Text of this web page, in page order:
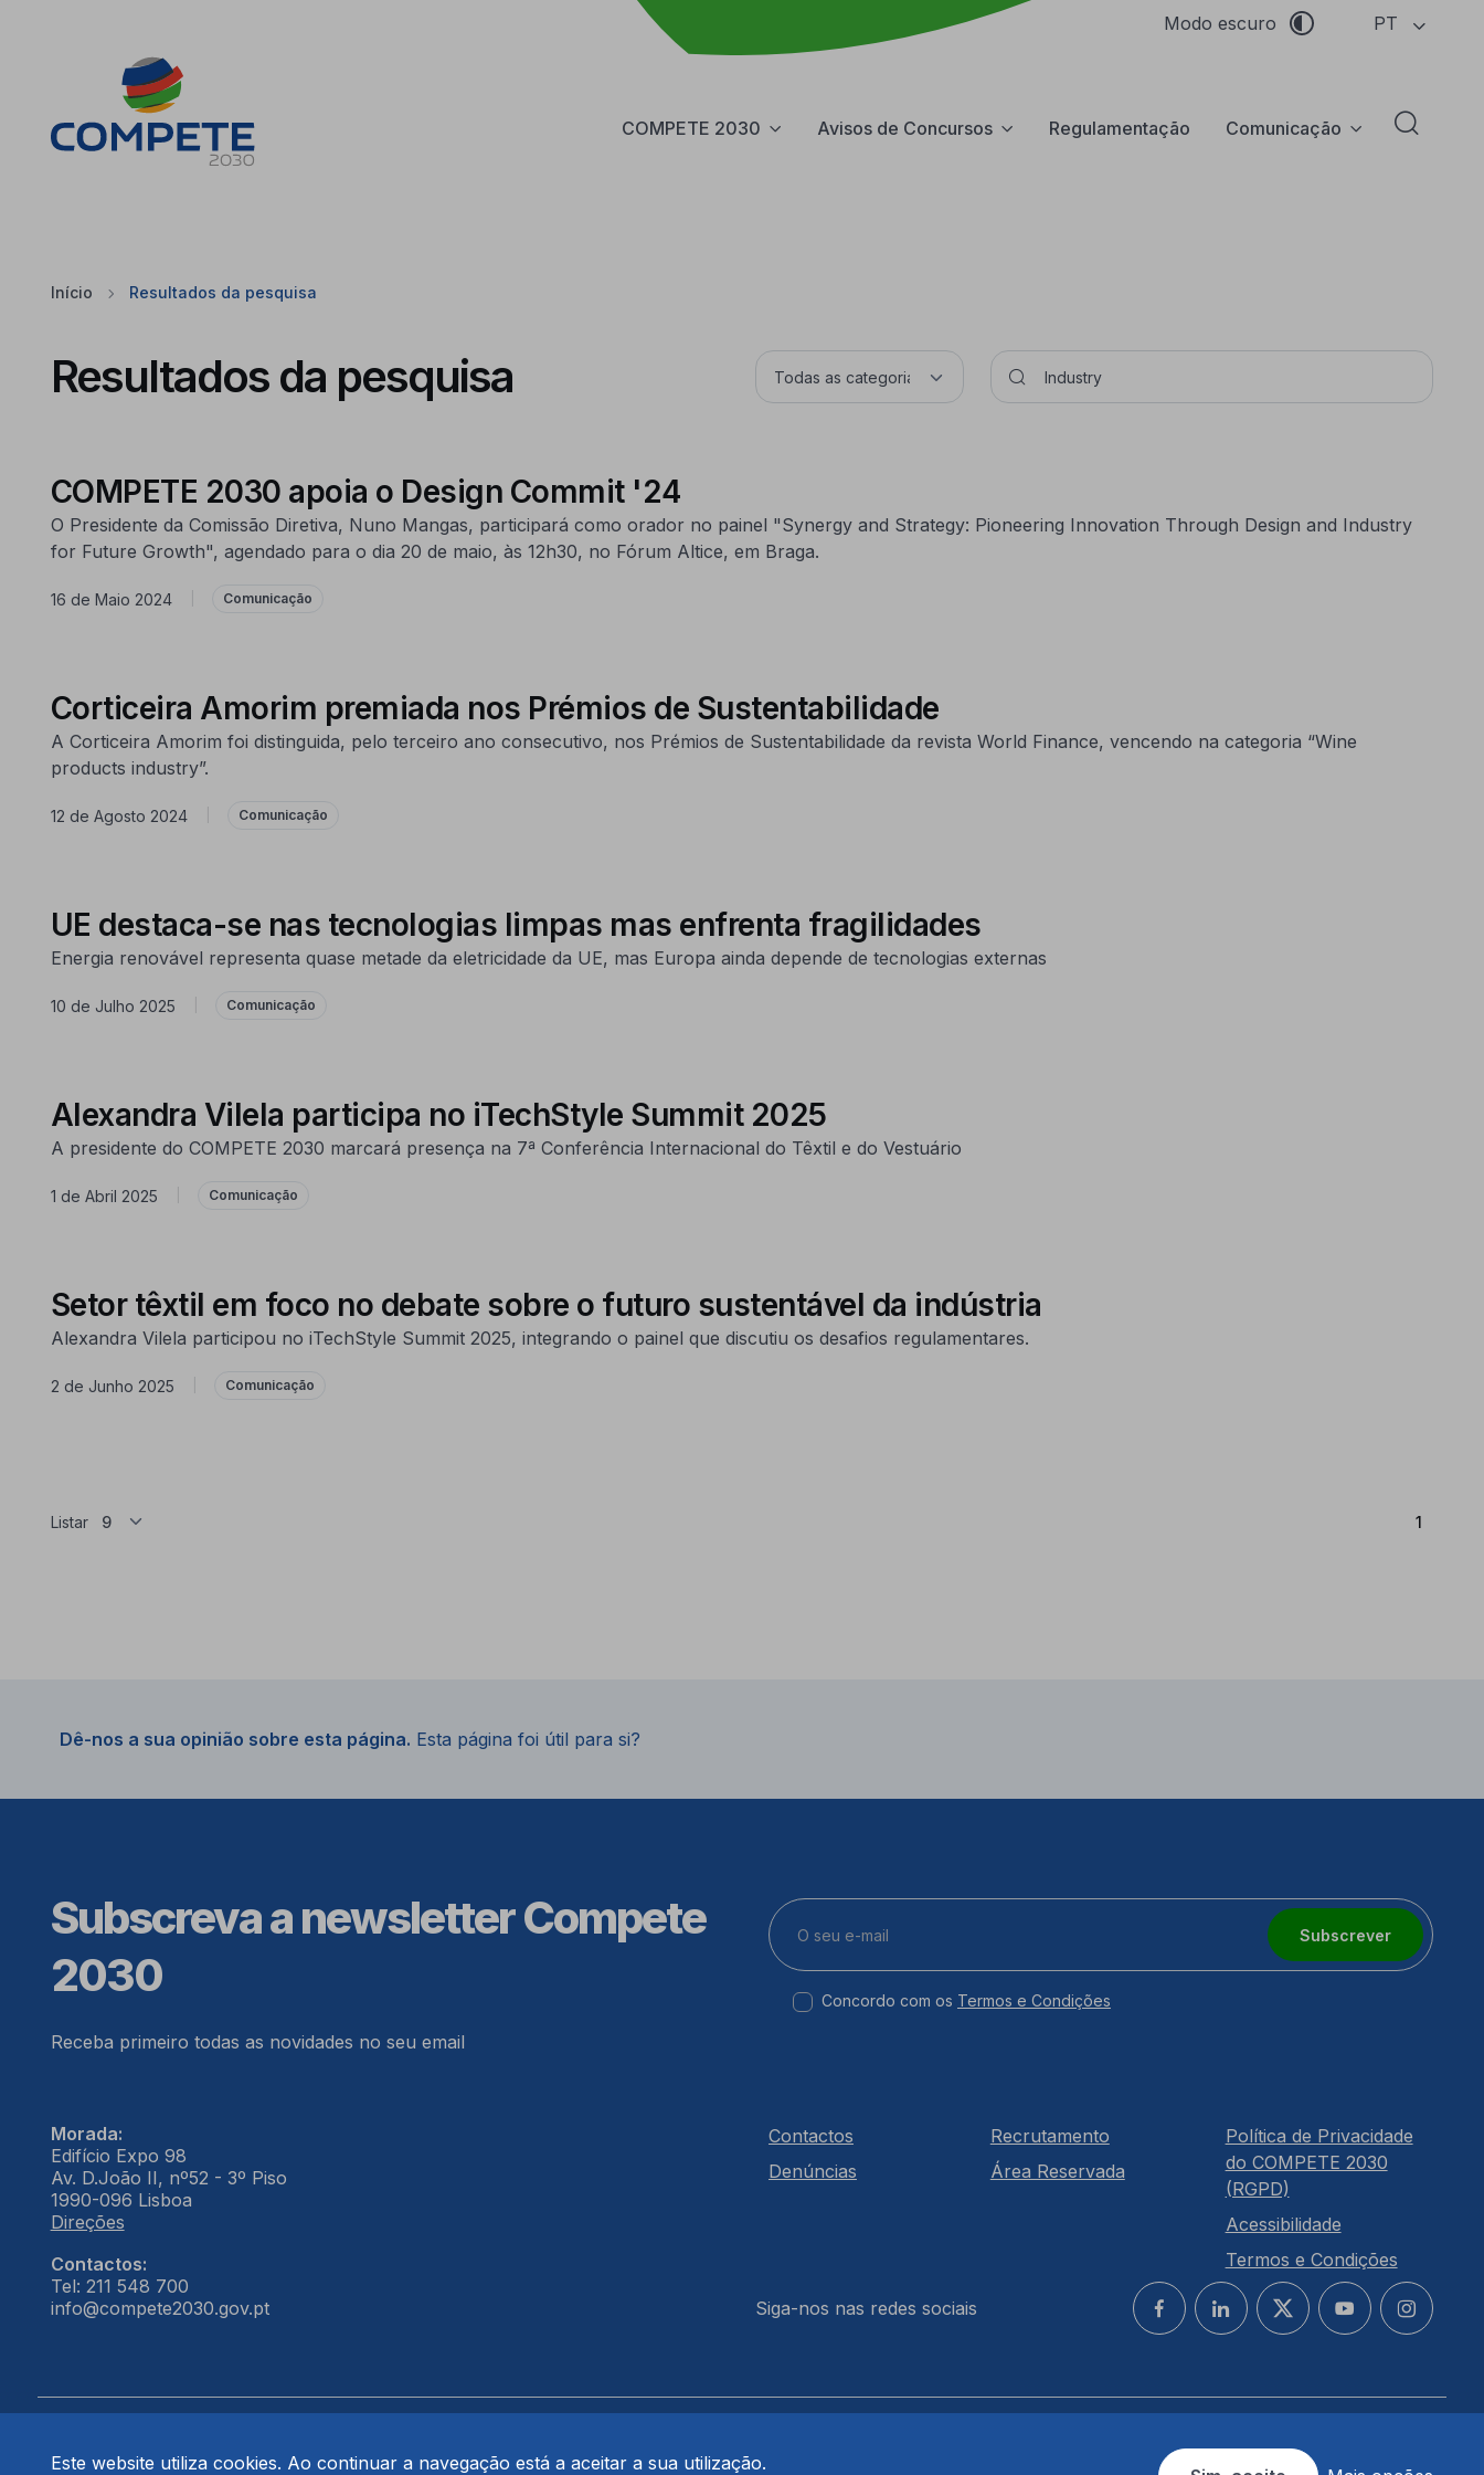
Modo escuro PT
COMPETE 2030 Avisos de Concursos Regulamentação Comunicação Abrir
Este website utiliza cookies. Ao continuar a navegação está a aceitar a sua utilização.
Início Resultados da pesquisa
Resultados da pesquisa
COMPETE 2030 apoia o Design Commit '24
O Presidente da Comissão Diretiva, Nuno Mangas, participará como orador no painel "Synergy and Strategy: Pioneering Innovation Through Design and Industry
for Future Growth", agendado para o dia 20 de maio, às 12h30, no Fórum Altice, em Braga.
16 de Maio 2024 Comunicação
Corticeira Amorim premiada nos Prémios de Sustentabilidade
A Corticeira Amorim foi distinguida, pelo terceiro ano consecutivo, nos Prémios de Sustentabilidade da revista World Finance, vencendo na categoria “Wine
products industry”.
12 de Agosto 2024 Comunicação
UE destaca-se nas tecnologias limpas mas enfrenta fragilidades
Energia renovável representa quase metade da eletricidade da UE, mas Europa ainda depende de tecnologias externas
10 de Julho 2025 Comunicação
Alexandra Vilela participa no iTechStyle Summit 2025
A presidente do COMPETE 2030 marcará presença na 7ª Conferência Internacional do Têxtil e do Vestuário
1 de Abril 2025 Comunicação
Setor têxtil em foco no debate sobre o futuro sustentável da indústria
Alexandra Vilela participou no iTechStyle Summit 2025, integrando o painel que discutiu os desafios regulamentares.
2 de Junho 2025 Comunicação
Listar 1(Atual)
Dê-nos a sua opinião sobre esta página. Esta página foi útil para si?
Subscreva a newsletter Compete
2030
Receba primeiro todas as novidades no seu email
Subscrever
Concordo com os Termos e Condições
Morada:
Edifício Expo 98
Av. D.João II, nº52 - 3º Piso
1990-096 Lisboa
Direções
Contactos:
Tel: 211 548 700
info@compete2030.gov.pt
Contactos
Denúncias
Recrutamento
Área Reservada
Política de Privacidade
do COMPETE 2030
(RGPD)
Acessibilidade
Termos e Condições
Siga-nos nas redes sociais
© COMPETE 2030. Todos os direitos reservados.